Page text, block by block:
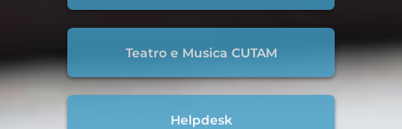
Teatro e Musica CUTAM
Helpdesk